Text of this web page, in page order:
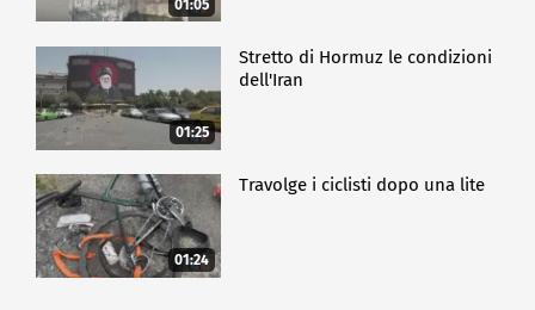
01:05
01:25
Stretto di Hormuz le condizioni
dell'Iran
01:24
Travolge i ciclisti dopo una lite